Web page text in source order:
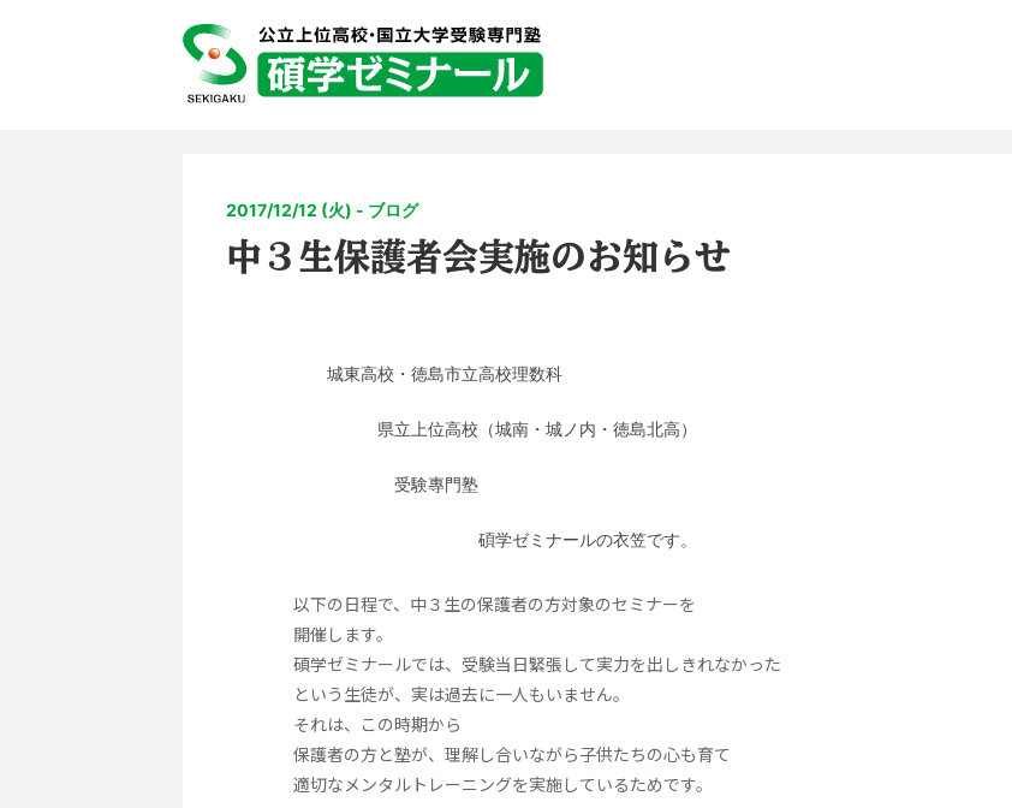
2017/12/12 (火) - ブログ
中３生保護者会実施のお知らせ
城東高校・徳島市立高校理数科
県立上位高校（城南・城ノ内・徳島北高）
受験專門塾
碩学ゼミナールの衣笠です。
以下の日程で、中３生の保護者の方対象のセミナーを
開催します。
碩学ゼミナールでは、受験当日緊張して実力を出しきれなかった
という生徒が、実は過去に一人もいません。
それは、この時期から
保護者の方と塾が、理解し合いながら子供たちの心も育て
適切なメンタルトレーニングを実施しているためです。